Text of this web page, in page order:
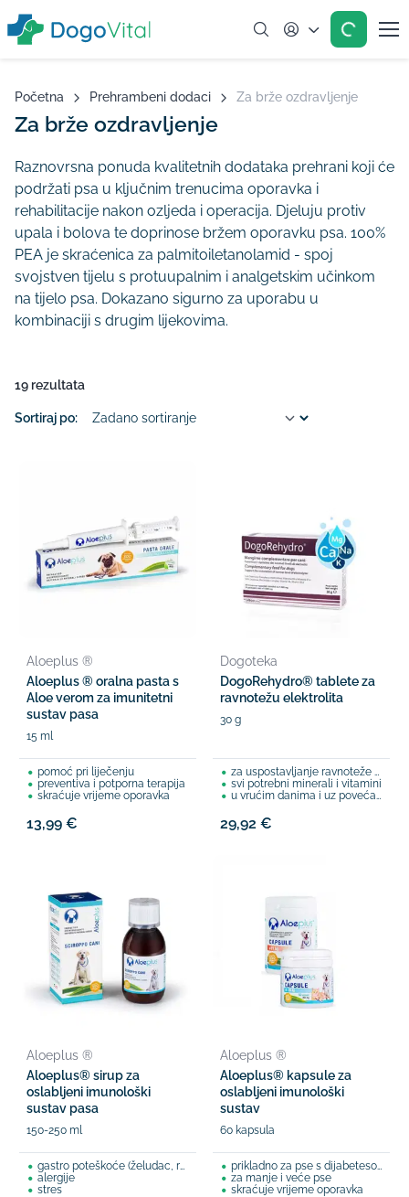
Account
Početna Prehrambeni dodaci Za brže ozdravljenje
Za brže ozdravljenje
Raznovrsna ponuda kvalitetnih dodataka prehrani koji će
podržati psa u ključnim trenucima oporavka i
rehabilitacije nakon ozljeda i operacija. Djeluju protiv
upala i bolova te doprinose bržem oporavku psa. 100%
PEA je skraćenica za palmitoiletanolamid - spoj
svojstven tijelu s protuupalnim i analgetskim učinkom
na tijelo psa. Dokazano sigurno za uporabu u
kombinaciji s drugim lijekovima.
19 rezultata
Sortiraj po:
Aloeplus ®
Aloeplus ® oralna pasta s
Aloe verom za imunitetni
sustav pasa
15 ml
pomoć pri liječenju
preventiva i potporna terapija
skraćuje vrijeme oporavka
13,99 €
Dogoteka
DogoRehydro® tablete za
ravnotežu elektrolita
30 g
za uspostavljanje ravnoteže elektrolita
svi potrebni minerali i vitamini
u vrućim danima i uz povećanu fizičku aktivnost
29,92 €
Aloeplus ®
Aloeplus® sirup za
oslabljeni imunološki
sustav pasa
150-250 ml
gastro poteškoće (želudac, refluks)
alergije
stres
Aloeplus ®
Aloeplus® kapsule za
oslabljeni imunološki
sustav
60 kapsula
prikladno za pse s dijabetesom
za manje i veće pse
skraćuje vrijeme oporavka